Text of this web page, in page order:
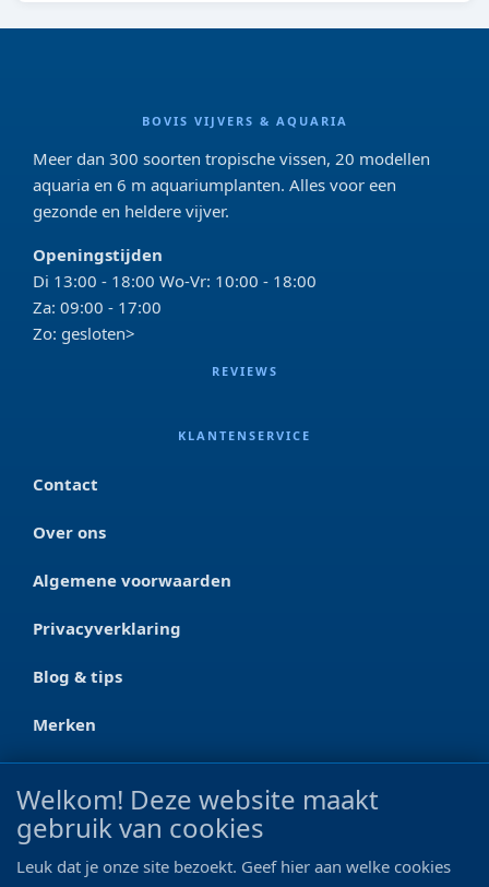
BOVIS VIJVERS & AQUARIA
Meer dan 300 soorten tropische vissen, 20 modellen
aquaria en 6 m aquariumplanten. Alles voor een
gezonde en heldere vijver.
Openingstijden
Di 13:00 - 18:00 Wo-Vr: 10:00 - 18:00
Za: 09:00 - 17:00
Zo: gesloten>
REVIEWS
KLANTENSERVICE
Contact
Over ons
Algemene voorwaarden
Privacyverklaring
Blog & tips
Merken
CONTACT
Ootmarsumseweg 125a
Welkom! Deze website maakt
gebruik van cookies
Leuk dat je onze site bezoekt. Geef hier aan welke cookies